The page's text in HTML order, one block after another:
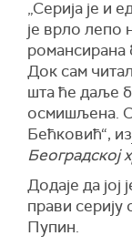
„Серија је и
је врло лепо
романсирана
Док сам
шта ће даље
осмишљена.
Бећковић“,
Београдској
Додаје да јој
прави серију
Пупин.